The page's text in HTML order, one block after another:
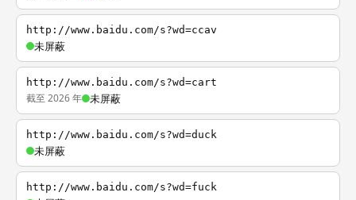
http://www.baidu.com/s?wd=ccav
未屏蔽
http://www.baidu.com/s?wd=cart
截至 2026 年 未屏蔽
http://www.baidu.com/s?wd=duck
未屏蔽
http://www.baidu.com/s?wd=fuck